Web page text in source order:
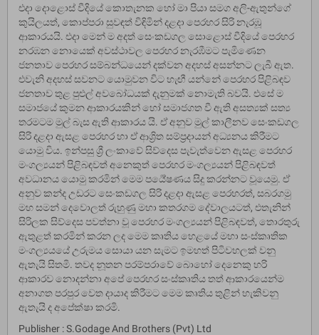
එදා දොළොස් වීදියේ කොතැනක හෝ මා පියා සමග අලි-ඇතුන්ගේ
කුයිලයත්, කොප්පරා සුවඳත් විඳිමින් දළදා පෙරහර සිරි නැරඹූ
ආකාරයයි. එදා මෙන් ම අදත් සෙංකඩගල සොළොස් වීදියේ පෙරහර
නරඹන නොයෙක් අවස්ථාවල පෙරහර නැරඹීමට පැමිණෙන
ජනතාව පෙරහර සම්බන්ධයෙන් දක්වන අදහස් අසන්නට ලැබී ඇත.
එවැනි අදහස් සවනට යොමුවන විට හැඟී යන්නේ පෙරහර පිළිබඳව
ජනතාව තුළ පුළුල් අවබෝධයක් දැනුමක් නොමැති බවයි. එසේ ම
සමාජයේ කුමන ආකාරයකින් හෝ සමාජගත වී ඇති අසත්‍යක් සත්‍ය
තරමටම මුල් බැස ඇති ආකාරය යි. ඒ අනුව මුල් කාලීනව සෙංකඩගල
සිරි දළදා ඇසළ පෙරහර හා ඒ ආශ්‍රිත සම්ප්‍රදායන් අධ්‍යනය කිරීමට
යොමු විය. ඉන්පසු ශ්‍රී ලංකාවේ සිව්දෙස පැවැත්වෙන ඇසළ පෙරහර
මංගල්‍යයන් පිළිබඳවත් අනෙකුත් පෙරහර මංගල්‍යයන් පිළිබඳවත්
අවධානය යොමු කරමින් මෙම පර්‍යේෂණය සිදු කරන්නට වූයෙමු. ඒ
අනුව කන්ද උඩරට සෙංකඩගල සිරි දළදා ඇසළ පෙරහරත්, සබරගමු
මහ සමන් දෙවොලත් රුහුණු මහා කතරගම දේවාලයටත්, එතැනින්
සිරිලක සිව්දෙස පවත්නා වූ පෙරහර මංගල්‍යයන් පිළිබඳවත්, තොරතුරු
ඇතුළත් කරමින් කරන ලද මෙම කෘතිය හෙළයේ මහා සංස්කෘතික
මංගල්‍යයයේ උරුමය සොයා යන සැමට ඉමහත් පිටිවහලක් වනු
ඇතැයි සිතමි. තවද නූතන පරම්පරාවේ බොහෝ දෙනෙකු හරි
ආකාරව නොදන්නා අපේ පෙරහර සංස්කෘතිය තත් ආකාරයෙන්ම
අනාගත පරපුර වෙත දායාද කිරීමට මෙම කෘතිය තුළින් හැකිවනු
ඇතැයි ද අපේක්ෂා කරමි.
Publisher : S.Godage And Brothers (Pvt) Ltd